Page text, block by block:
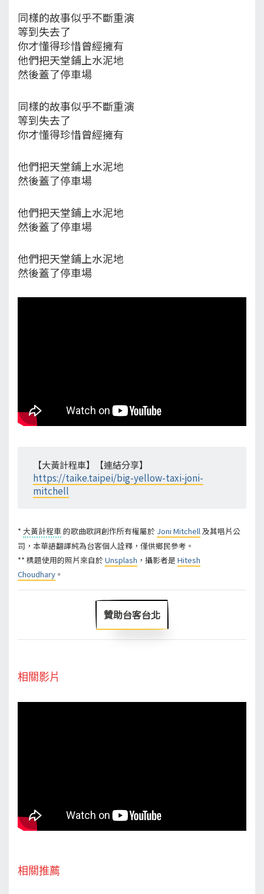
同樣的故事似乎不斷重演
等到失去了
你才懂得珍惜曾經擁有
他們把天堂鋪上水泥地
然後蓋了停車場
同樣的故事似乎不斷重演
等到失去了
你才懂得珍惜曾經擁有
他們把天堂鋪上水泥地
然後蓋了停車場
他們把天堂鋪上水泥地
然後蓋了停車場
他們把天堂鋪上水泥地
然後蓋了停車場
【大黃計程車】【連結分享】
https://taike.taipei/big-yellow-taxi-joni-
mitchell
* 大黃計程車的歌曲歌詞創作所有權屬於 Joni Mitchell 及其唱片公
司，本華語翻譯純為台客個人詮釋，僅供鄉民參考。
** 標題使用的照片來自於Unsplash ，攝影者是 Hitesh
Choudhary 。
贊助台客台北
相關影片
相關推薦